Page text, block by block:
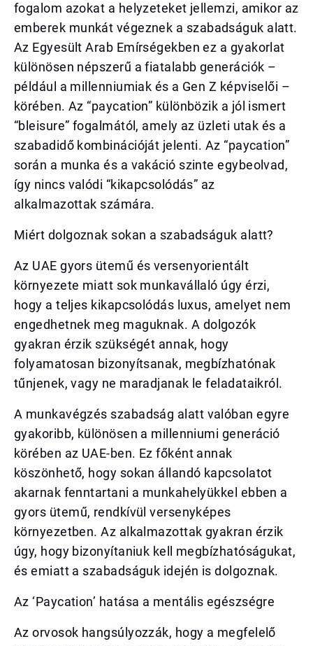
fogalom azokat a helyzeteket jellemzi, amikor az
emberek munkát végeznek a szabadságuk alatt.
Az Egyesült Arab Emírségekben ez a gyakorlat
különösen népszerű a fiatalabb generációk –
például a millenniumiak és a Gen Z képviselői –
körében. Az “paycation” különbözik a jól ismert
“bleisure” fogalmától, amely az üzleti utak és a
szabadidő kombinációját jelenti. Az “paycation”
során a munka és a vakáció szinte egybeolvad,
így nincs valódi “kikapcsolódás” az
alkalmazottak számára.
Miért dolgoznak sokan a szabadságuk alatt?
Az UAE gyors ütemű és versenyorientált
környezete miatt sok munkavállaló úgy érzi,
hogy a teljes kikapcsolódás luxus, amelyet nem
engedhetnek meg maguknak. A dolgozók
gyakran érzik szükségét annak, hogy
folyamatosan bizonyítsanak, megbízhatónak
tűnjenek, vagy ne maradjanak le feladataikról.
A munkavégzés szabadság alatt valóban egyre
gyakoribb, különösen a millenniumi generáció
körében az UAE-ben. Ez főként annak
köszönhető, hogy sokan állandó kapcsolatot
akarnak fenntartani a munkahelyükkel ebben a
gyors ütemű, rendkívül versenyképes
környezetben. Az alkalmazottak gyakran érzik
úgy, hogy bizonyítaniuk kell megbízhatóságukat,
és emiatt a szabadságuk idején is dolgoznak.
Az ‘Paycation’ hatása a mentális egészségre
Az orvosok hangsúlyozzák, hogy a megfelelő